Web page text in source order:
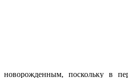
новорожденным, поскольку в